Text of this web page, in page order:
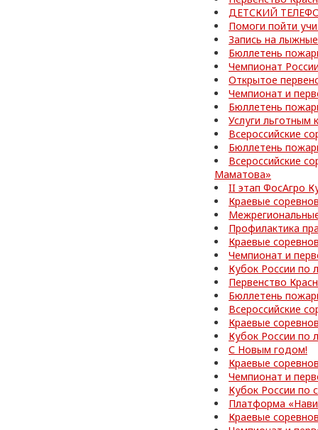
ДЕТСКИЙ
Помоги пойти
Запись на
Бюллетень
Чемпионат
Открытое
Чемпионат и
Бюллетень
Услуги льготным
Всероссийские
Бюллетень
Всероссийские
Маматова»
II этап ФосАгро
Краевые
Профилактика
Краевые
Чемпионат и
Кубок России по
Первенство
Бюллетень
Всероссийские
Краевые
Кубок России по
С Новым годом!
Краевые
Чемпионат и
Кубок России по
Платформа
Краевые